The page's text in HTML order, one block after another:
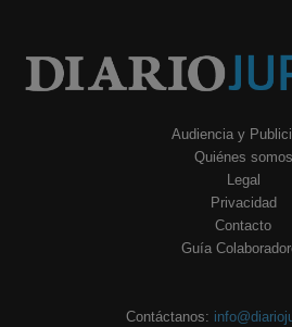
Audiencia y
Quiénes somos
Legal
Privacidad
Contacto
Guía
Contáctanos: